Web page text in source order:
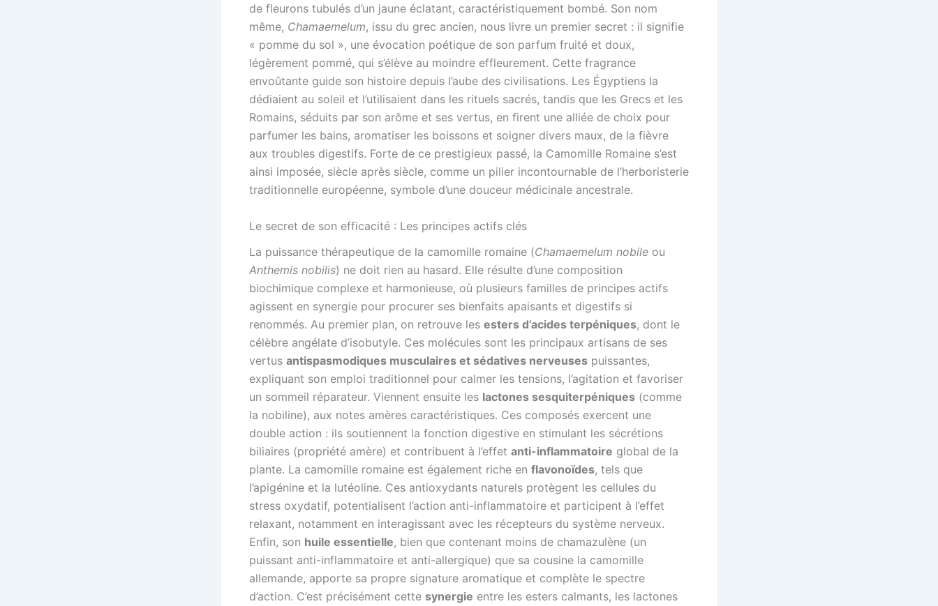
de fleurons tubulés d’un jaune éclatant, caractéristiquement bombé. Son nom
même, Chamaemelum, issu du grec ancien, nous livre un premier secret : il signifie
« pomme du sol », une évocation poétique de son parfum fruité et doux,
légèrement pommé, qui s’élève au moindre effleurement. Cette fragrance
envoûtante guide son histoire depuis l’aube des civilisations. Les Égyptiens la
dédiaient au soleil et l’utilisaient dans les rituels sacrés, tandis que les Grecs et les
Romains, séduits par son arôme et ses vertus, en firent une alliée de choix pour
parfumer les bains, aromatiser les boissons et soigner divers maux, de la fièvre
aux troubles digestifs. Forte de ce prestigieux passé, la Camomille Romaine s’est
ainsi imposée, siècle après siècle, comme un pilier incontournable de l’herboristerie
traditionnelle européenne, symbole d’une douceur médicinale ancestrale.
Le secret de son efficacité : Les principes actifs clés
La puissance thérapeutique de la camomille romaine (Chamaemelum nobile ou
Anthemis nobilis) ne doit rien au hasard. Elle résulte d’une composition
biochimique complexe et harmonieuse, où plusieurs familles de principes actifs
agissent en synergie pour procurer ses bienfaits apaisants et digestifs si
renommés. Au premier plan, on retrouve les esters d’acides terpéniques, dont le
célèbre angélate d’isobutyle. Ces molécules sont les principaux artisans de ses
vertus antispasmodiques musculaires et sédatives nerveuses puissantes,
expliquant son emploi traditionnel pour calmer les tensions, l’agitation et favoriser
un sommeil réparateur. Viennent ensuite les lactones sesquiterpéniques (comme
la nobiline), aux notes amères caractéristiques. Ces composés exercent une
double action : ils soutiennent la fonction digestive en stimulant les sécrétions
biliaires (propriété amère) et contribuent à l’effet anti-inflammatoire global de la
plante. La camomille romaine est également riche en flavonoïdes, tels que
l’apigénine et la lutéoline. Ces antioxydants naturels protègent les cellules du
stress oxydatif, potentialisent l’action anti-inflammatoire et participent à l’effet
relaxant, notamment en interagissant avec les récepteurs du système nerveux.
Enfin, son huile essentielle, bien que contenant moins de chamazulène (un
puissant anti-inflammatoire et anti-allergique) que sa cousine la camomille
allemande, apporte sa propre signature aromatique et complète le spectre
d’action. C’est précisément cette synergie entre les esters calmants, les lactones